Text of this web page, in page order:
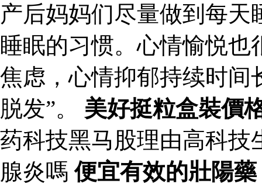
产后妈妈们尽量做到每
睡眠的习惯。心情愉悦
焦虑，心情抑郁持续时间
脱发”。 美好挺粒盒裝價
药科技黑马股理由高科技
腺炎嗎便宜有效的壯陽藥